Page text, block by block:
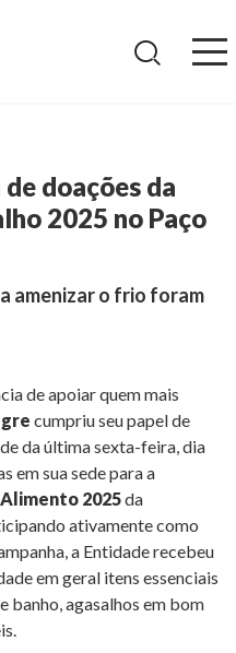
doações da
2025 no Paço
amenizar o frio foram
de apoiar quem mais
cumpriu seu papel de
da última sexta-feira, dia
em sua sede para a
2025da
ativamente como
a Entidade recebeu
em geral itens essenciais
banho, agasalhos em bom